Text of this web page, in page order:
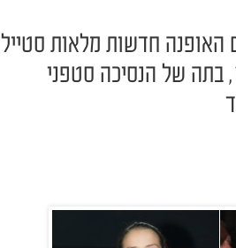
האופנה חדשות מלאות סטייל
| הפעם מדובר בפאולין דוקרואה בת ה-19, בתה של הנסיכה סטפני